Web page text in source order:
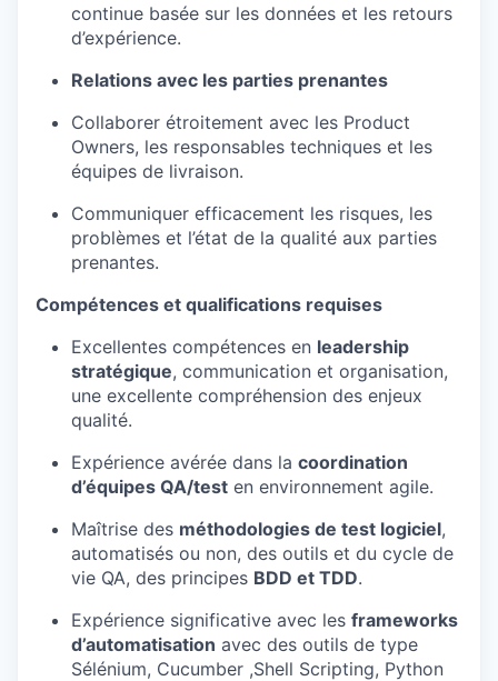
continue basée sur les données et les retours
d’expérience.
Relations avec les parties prenantes
Collaborer étroitement avec les Product
Owners, les responsables techniques et les
équipes de livraison.
Communiquer efficacement les risques, les
problèmes et l’état de la qualité aux parties
prenantes.
Compétences et qualifications requises
Excellentes compétences en leadership
stratégique, communication et organisation,
une excellente compréhension des enjeux
qualité.
Expérience avérée dans la coordination
d’équipes QA/test en environnement agile.
Maîtrise des méthodologies de test logiciel,
automatisés ou non, des outils et du cycle de
vie QA, des principes BDD et TDD.
Expérience significative avec les frameworks
d’automatisation avec des outils de type
Sélénium, Cucumber ,Shell Scripting, Python